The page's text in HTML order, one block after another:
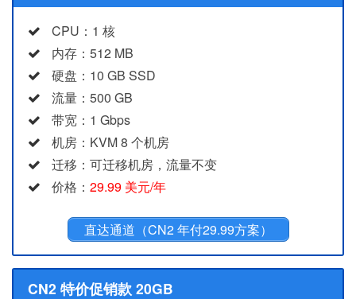
CPU：1 核
内存：512 MB
硬盘：10 GB SSD
流量：500 GB
带宽：1 Gbps
机房：KVM 8 个机房
迁移：可迁移机房，流量不变
价格： 29.99 美元/年
直达通道（CN2 年付29.99方案）
CN2 特价促销款 20GB